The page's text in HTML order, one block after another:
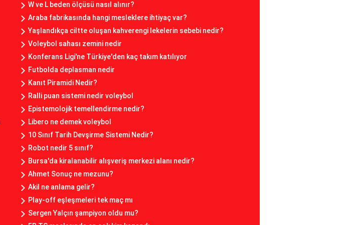
W ve L beden ölçüsü nasıl alınır?
Araba fabrikasında hangi mesleklere ihtiyaç var?
Yaşlandıkça ciltte oluşan kahverengi lekelerin sebebi nedir?
Voleybol sahası zemini nedir
Konferans Ligi'ne Türkiye'den kaç takım katılıyor
Futbolda deplasman nedir
Kanıt Piramidi Nedir?
Ralli puan sistemi nedir voleybol
Epistemolojik temellendirme nedir?
Libero ne demek voleybol
10 Sınıf Tarih Devşirme Sistemi Nedir?
Robot nedir 5 sınıf?
Bursa'da kiralanabilir alışveriş merkezi alanı nedir?
Ahmet Sonuç ne mezunu?
Akil ne anlama gelir?
Play-off eşleşmeleri tek maç mı
Sergen Yalçın şampiyon oldu mu?